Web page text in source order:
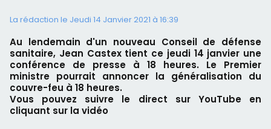
La rédaction le Jeudi 14 Janvier 2021 à 16:39
Au lendemain d'un nouveau Conseil de défense
sanitaire, Jean Castex tient ce jeudi 14 janvier une
conférence de presse à 18 heures. Le Premier
ministre pourrait annoncer la généralisation du
couvre-feu à 18 heures.
Vous pouvez suivre le direct sur YouTube en
cliquant sur la vidéo